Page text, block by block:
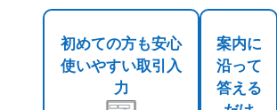
初めての方も安心
使いやすい取引入
力
案内に
沿って
答える